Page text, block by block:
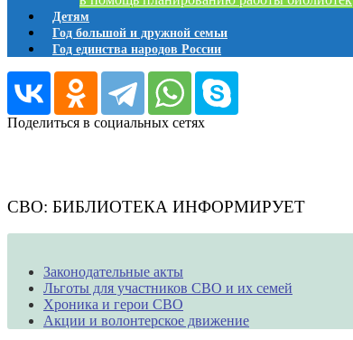
Детям
Год большой и дружной семьи
Год единства народов России
Поделиться в социальных сетях
СВО: БИБЛИОТЕКА ИНФОРМИРУЕТ
Законодательные акты
Льготы для участников СВО и их семей
Хроника и герои СВО
Акции и волонтерское движение